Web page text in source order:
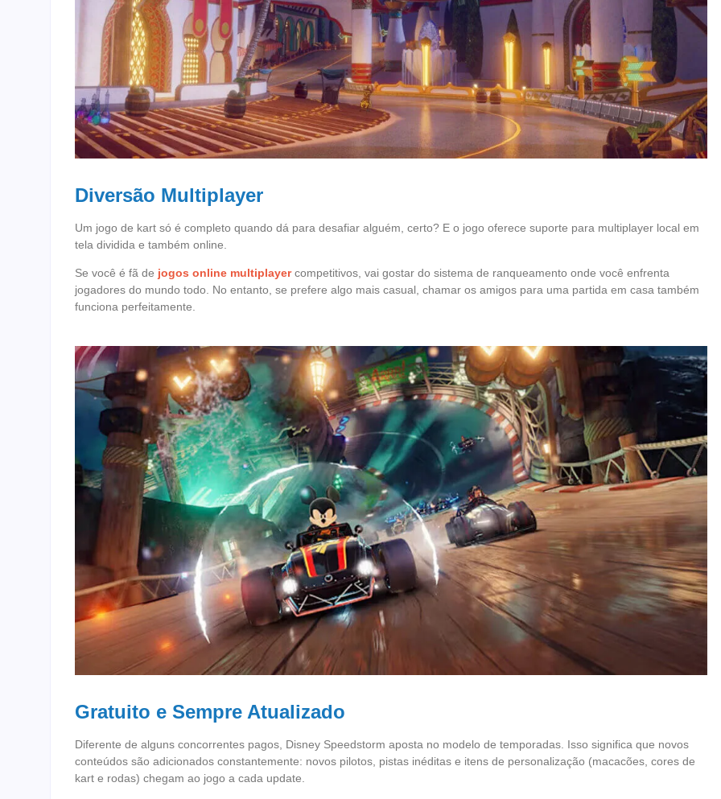
Diversão Multiplayer
Um jogo de kart só é completo quando dá para desafiar alguém, certo? E o jogo oferece suporte para multiplayer local em
tela dividida e também online.
Se você é fã de jogos online multiplayercompetitivos, vai gostar do sistema de ranqueamento onde você enfrenta
jogadores do mundo todo. No entanto, se prefere algo mais casual, chamar os amigos para uma partida em casa também
funciona perfeitamente.
Gratuito e Sempre Atualizado
Diferente de alguns concorrentes pagos, Disney Speedstorm aposta no modelo de temporadas. Isso significa que novos
conteúdos são adicionados constantemente: novos pilotos, pistas inéditas e itens de personalização (macacões, cores de
kart e rodas) chegam ao jogo a cada update.